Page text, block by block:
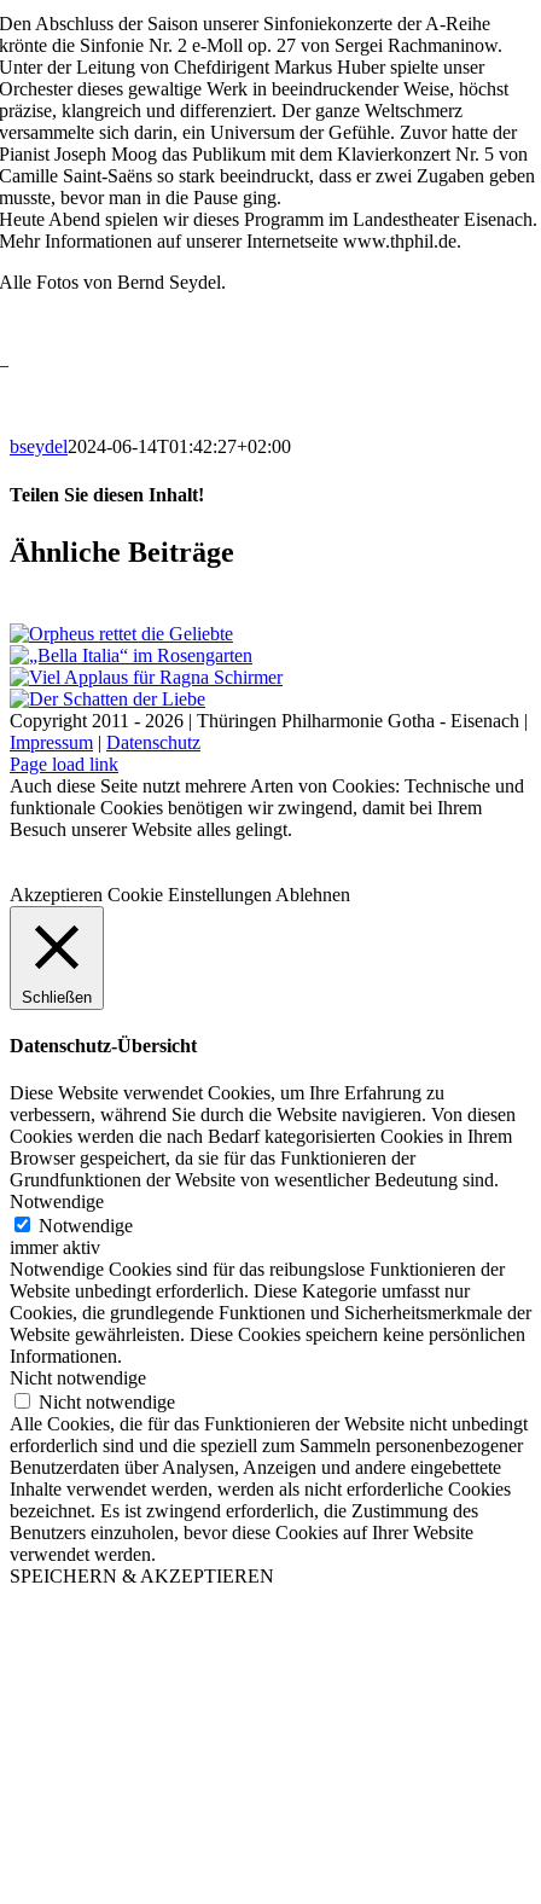
Bild
Den Abschluss der Saison unserer Sinfoniekonzerte der A-Reihe
krönte die Sinfonie Nr. 2 e-Moll op. 27 von Sergei Rachmaninow.
Unter der Leitung von Chefdirigent Markus Huber spielte unser
Orchester dieses gewaltige Werk in beeindruckender Weise, höchst
präzise, klangreich und differenziert. Der ganze Weltschmerz
versammelte sich darin, ein Universum der Gefühle. Zuvor hatte der
Pianist Joseph Moog das Publikum mit dem Klavierkonzert Nr. 5 von
Camille Saint-Saëns so stark beeindruckt, dass er zwei Zugaben geben
musste, bevor man in die Pause ging.
Heute Abend spielen wir dieses Programm im Landestheater Eisenach.
Mehr Informationen auf unserer Internetseite www.thphil.de.
Alle Fotos von Bernd Seydel.
–
bseydel2024-06-14T01:42:27+02:00
Teilen Sie diesen Inhalt!
Facebook
X
LinkedIn
E-
Mail
Ähnliche Beiträge
Copyright 2011 - 2026 | Thüringen Philharmonie Gotha - Eisenach |
Impressum | Datenschutz
Facebook
Instagram
WhatsApp
YouTube
E-
Mail
Telefon
Page load link
Auch diese Seite nutzt mehrere Arten von Cookies: Technische und
funktionale Cookies benötigen wir zwingend, damit bei Ihrem
Besuch unserer Website alles gelingt.
Akzeptieren Cookie Einstellungen Ablehnen
Schließen
Datenschutz-Übersicht
Diese Website verwendet Cookies, um Ihre Erfahrung zu
verbessern, während Sie durch die Website navigieren. Von diesen
Cookies werden die nach Bedarf kategorisierten Cookies in Ihrem
Browser gespeichert, da sie für das Funktionieren der
Grundfunktionen der Website von wesentlicher Bedeutung sind.
Notwendige
Notwendige
immer aktiv
Notwendige Cookies sind für das reibungslose Funktionieren der
Website unbedingt erforderlich. Diese Kategorie umfasst nur
Cookies, die grundlegende Funktionen und Sicherheitsmerkmale der
Website gewährleisten. Diese Cookies speichern keine persönlichen
Informationen.
Nicht notwendige
Nicht notwendige
Alle Cookies, die für das Funktionieren der Website nicht unbedingt
erforderlich sind und die speziell zum Sammeln personenbezogener
Benutzerdaten über Analysen, Anzeigen und andere eingebettete
Inhalte verwendet werden, werden als nicht erforderliche Cookies
bezeichnet. Es ist zwingend erforderlich, die Zustimmung des
Benutzers einzuholen, bevor diese Cookies auf Ihrer Website
verwendet werden.
SPEICHERN & AKZEPTIEREN